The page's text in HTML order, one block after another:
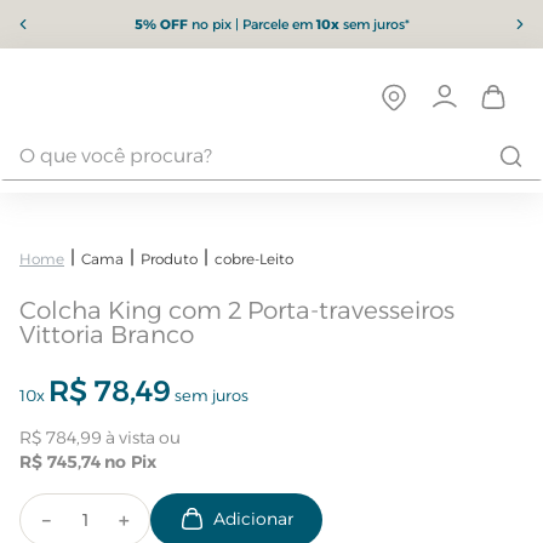
5% OFFno pix | Parcele em10xsem juros*
Cama Produto cobre-Leito
Colcha King com 2 Porta-travesseiros
Vittoria Branco
10x R$ 78,49 sem juros
R$ 784,99
R$ 745,74
＋
－